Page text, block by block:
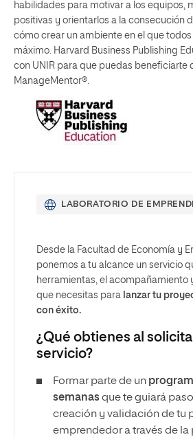
habilidades para motivar a los equipos,
positivas y orientarlos a la consecución
cómo crear un ambiente en el que todos
máximo. Harvard Business Publishing
con UNIR para que puedas beneficiarte
ManageMentor®.
LABORATORIO DE
Desde la Facultad de Economía y
ponemos a tu alcance un servicio
herramientas, el acompañamiento
que necesitas para lanzar tu
con éxito.
¿Qué obtienes al
servicio?
Formar parte de un
semanasque te guiará
creación y validación de tu
emprendedor a través de